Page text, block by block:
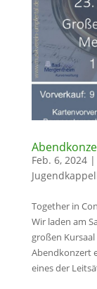
Feb. 6, 2024|
Together in
Wir laden am
großen
Abendkonzert
eines der